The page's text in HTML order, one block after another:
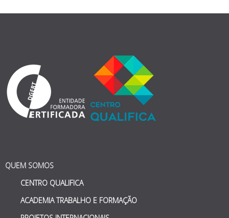
QUEM SOMOS
CENTRO QUALIFICA
ACADEMIA TRABALHO E FORMAÇÃO